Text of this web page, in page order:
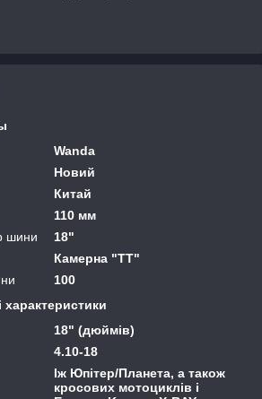
Wanda
Новий
Китай
110 мм
шини
18"
Камерна "TT"
100
18" (дюймів)
4.10-18
Іж Юпітер/Планета, а також
кросових мотоциклів і